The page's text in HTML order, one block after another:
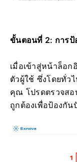
ขั้นตอนที่ 2: การป้
เมื่อเข้าสู่หน้าล็อ
ตัวผู้ใช้ ซึ่งโดยทั่ว
คุณ โปรดตรวจส
ถูกต้องเพื่อป้องกั